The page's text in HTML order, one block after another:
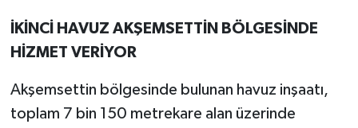
İKİNCİ HAVUZ AKŞEMSETTİN BÖLGESİNDE
HİZMET VERİYOR
Akşemsettin bölgesinde bulunan havuz inşaatı,
toplam 7 bin 150 metrekare alan üzerinde